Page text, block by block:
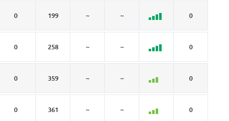
0 199 ~ ~ 0
0 258 ~ ~ 0
0 359 ~ ~ 0
0 361 ~ ~ 0